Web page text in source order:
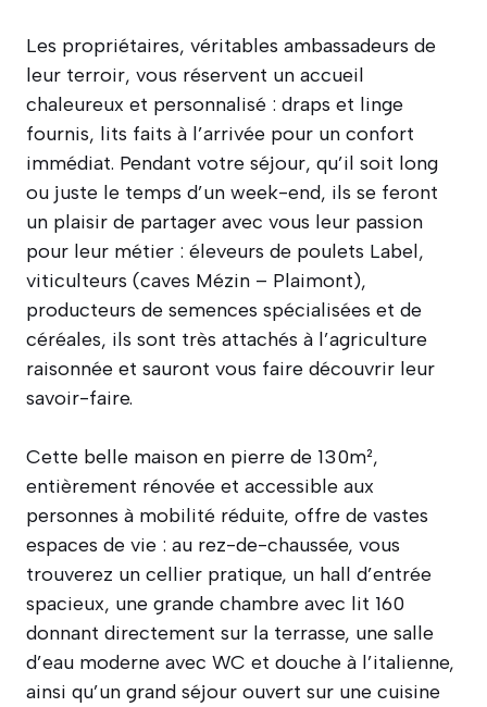
Les propriétaires, véritables ambassadeurs de
leur terroir, vous réservent un accueil
chaleureux et personnalisé : draps et linge
fournis, lits faits à l’arrivée pour un confort
immédiat. Pendant votre séjour, qu’il soit long
ou juste le temps d’un week-end, ils se feront
un plaisir de partager avec vous leur passion
pour leur métier : éleveurs de poulets Label,
viticulteurs (caves Mézin – Plaimont),
producteurs de semences spécialisées et de
céréales, ils sont très attachés à l’agriculture
raisonnée et sauront vous faire découvrir leur
savoir-faire.
Cette belle maison en pierre de 130m²,
entièrement rénovée et accessible aux
personnes à mobilité réduite, offre de vastes
espaces de vie : au rez-de-chaussée, vous
trouverez un cellier pratique, un hall d’entrée
spacieux, une grande chambre avec lit 160
donnant directement sur la terrasse, une salle
d’eau moderne avec WC et douche à l’italienne,
ainsi qu’un grand séjour ouvert sur une cuisine